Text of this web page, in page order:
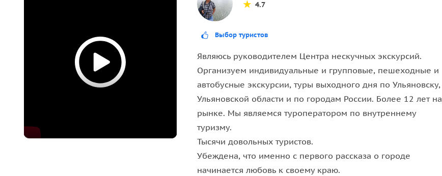
4.7
Выбор туристов
Являюсь руководителем Центра нескучных экскурсий.
Организуем индивидуальные и групповые, пешеходные и
автобусные экскурсии, туры выходного дня по Ульяновску,
Ульяновской области и по городам России. Более 12 лет на
рынке. Мы являемся туроператором по внутреннему
туризму.
Тысячи довольных туристов.
Убеждена, что именно с первого рассказа о городе
начинается любовь к своему краю.